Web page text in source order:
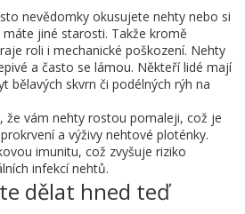
nevědomky okusujete nehty nebo si
jiné starosti. Takže kromě
roli i mechanické poškození. Nehty
a často se lámou. Někteří lidé mají
bělavých skvrn či podélných rýh na
že vám nehty rostou pomaleji, což je
a výživy nehtové ploténky.
imunitu, což zvyšuje riziko
infekcí nehtů.
dělat hned teď